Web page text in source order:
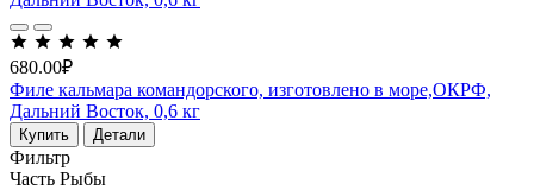
680.00₽
Филе кальмара командорского, изготовлено в море,ОКРФ,
Дальний Восток, 0,6 кг
Купить Детали
Фильтр
Часть Рыбы